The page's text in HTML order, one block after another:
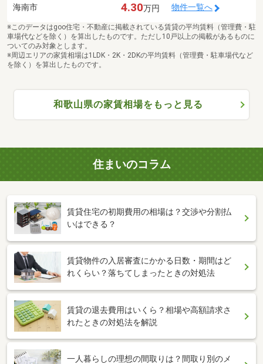
海南市 4.30万円 物件一覧へ
※このデータはgoo住宅・不動産に掲載されている賃貸の平均賃料（管理費・駐
車場代などを除く）を算出したものです。ただし10戸以上の掲載があるものに
ついてのみ対象とします。
※周辺エリアの家賃相場は1LDK・2K・2DKの平均賃料（管理費・駐車場代など
を除く）を算出したものです。
和歌山県の家賃相場をもっと見る
住まいのコラム
賃貸住宅の初期費用の相場は？交渉や分割払
いはできる？
賃貸物件の入居審査にかかる日数・期間はど
れくらい？落ちてしまったときの対処法
賃貸の退去費用はいくら？相場や高額請求さ
れたときの対処法を解説
一人暮らしの理想の間取りは？間取り別のメ